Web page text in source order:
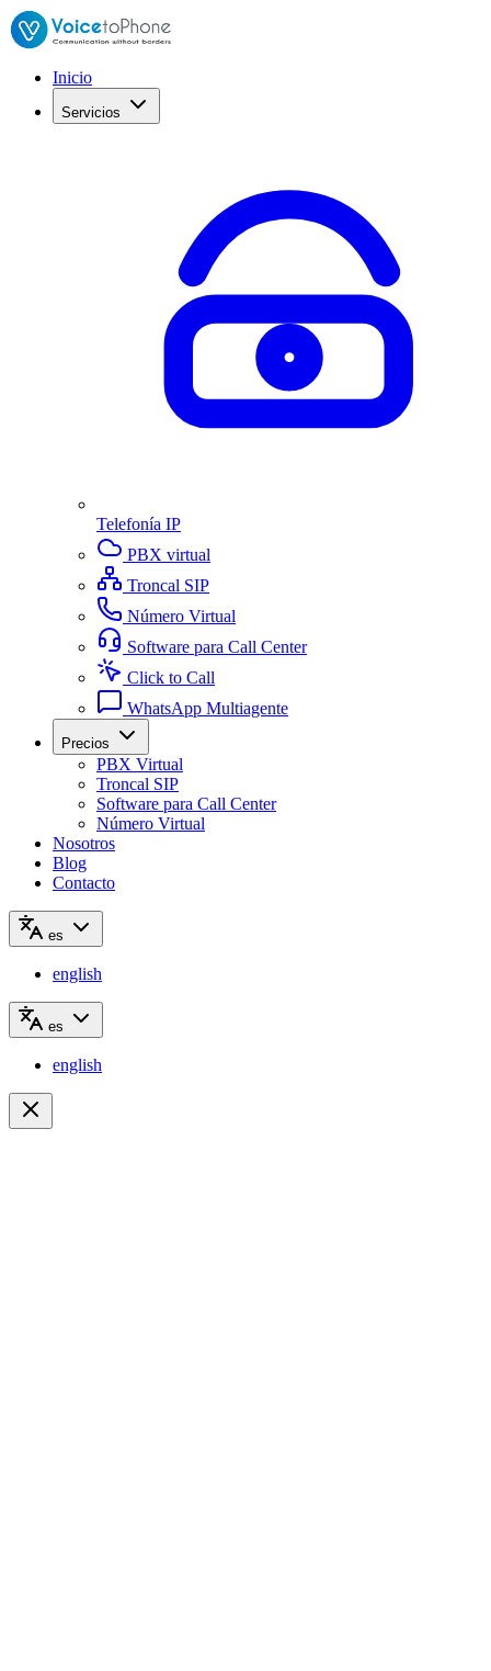
Inicio
Servicios
Telefonía IP
PBX virtual
Troncal SIP
Número Virtual
Software para Call Center
Click to Call
WhatsApp Multiagente
Precios
PBX Virtual
Troncal SIP
Software para Call Center
Número Virtual
Nosotros
Blog
Contacto
es
english
es
english